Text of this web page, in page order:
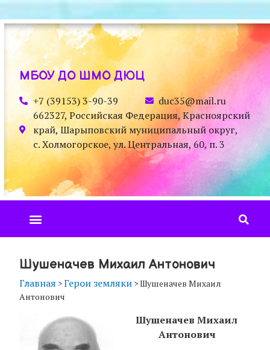
МБОУ ДО ШМО ДЮЦ
+7 (39153) 3-90-39
duc35@mail.ru
662327, Российская Федерация, Красноярский
край, Шарыповский муниципальный округ,
с. Холмогорское, ул. Центральная, 60, п. 3
Шушеначев Михаил Антонович
Главная >Герои земляки >Шушеначев Михаил
Антонович
Шушеначев Михаил
Антонович